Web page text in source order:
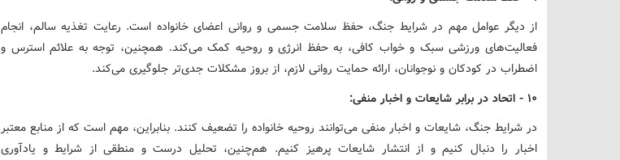
از دیگر عوامل مهم در شرایط جنگ، حفظ سلامت جسمی و روانی اعضای خانواده است. رعایت تغذیه سالم، انجام
فعالیت‌های ورزشی سبک و خواب کافی، به حفظ انرژی و روحیه کمک می‌کند. همچنین، توجه به علائم استرس و
اضطراب در کودکان و نوجوانان، ارائه حمایت روانی لازم، از بروز مشکلات جدی‌تر جلوگیری می‌کند.
۱۰ - اتحاد در برابر شایعات و اخبار منفی:
در شرایط جنگ، شایعات و اخبار منفی می‌توانند روحیه خانواده را تضعیف کنند. بنابراین، مهم است که از منابع معتبر
اخبار را دنبال کنیم و از انتشار شایعات پرهیز کنیم. هم‌چنین، تحلیل درست و منطقی از شرایط و یادآوری